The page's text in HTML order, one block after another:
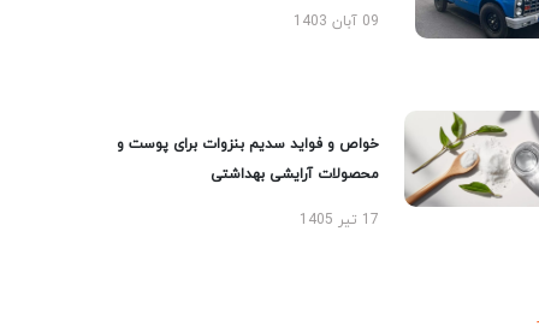
09 آبان 1403
خواص و فواید سدیم بنزوات برای پوست و
محصولات آرایشی بهداشتی
17 تیر 1405